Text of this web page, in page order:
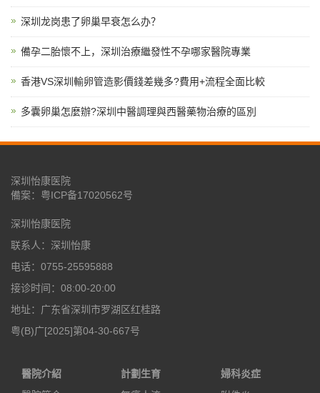
深圳龙岗患了卵巢早衰怎么办？
備孕二胎懷不上，深圳治療繼發性不孕哪家醫院專業
香港VS深圳輸卵管造影價錢差幾多?費用+流程全面比較
多囊卵巢怎麼辦?深圳中醫調理與西醫藥物治療的區別
深圳怡康医院
備案： 粤ICP备17020562号
深圳怡康医院
联系人：深圳怡康
电话：0755-25595888
接诊时间：08:00-20:00
地址：广东省深圳市罗湖区红桂路
粤(B)广[2025]第04-30-667号
醫院介紹
計劃生育
婦科炎症